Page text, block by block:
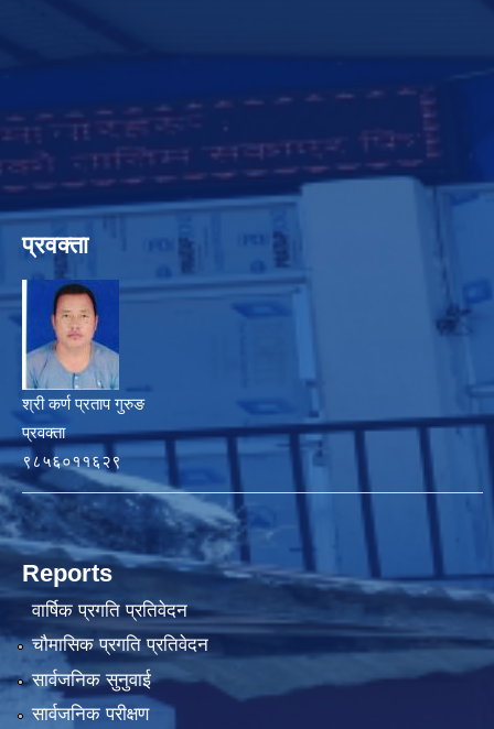
प्रवक्ता
श्री कर्ण प्रताप गुरुङ
प्रवक्ता
९८५६०११६२९
Reports
वार्षिक प्रगति प्रतिवेदन
चौमासिक प्रगति प्रतिवेदन
सार्वजनिक सुनुवाई
सार्वजनिक परीक्षण